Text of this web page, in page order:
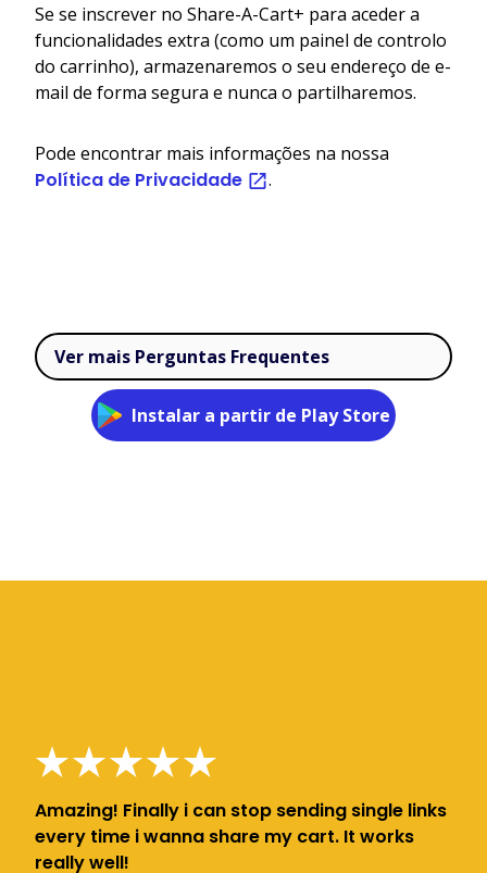
Se se inscrever no Share-A-Cart+ para aceder a
funcionalidades extra (como um painel de controlo
do carrinho), armazenaremos o seu endereço de e-
mail de forma segura e nunca o partilharemos.
Pode encontrar mais informações na nossa
Política de Privacidade .
Ver mais Perguntas Frequentes
Instalar a partir de Play Store
Amazing! Finally i can stop sending single links
every time i wanna share my cart. It works
really well!